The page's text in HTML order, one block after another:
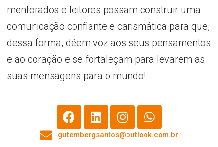
mentorados e leitores possam construir uma
comunicação confiante e carismática para que,
dessa forma, dêem voz aos seus pensamentos
e ao coração e se fortaleçam para levarem as
suas mensagens para o mundo!
gutembergsantos@outlook.com.br